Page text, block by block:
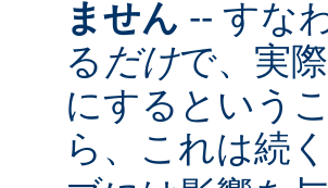
ません -- すな
る だけで、実
にするという
ら、これは続く